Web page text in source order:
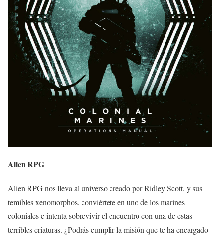
Alien RPG
Alien RPG nos lleva al universo creado por Ridley Scott, y sus
temibles xenomorphos, conviértete en uno de los marines
coloniales e intenta sobrevivir el encuentro con una de estas
terribles criaturas. ¿Podrás cumplir la misión que te ha encargado